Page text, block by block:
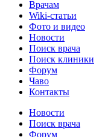
Врачам
Wiki-статьи
Фото и видео
Новости
Поиск врача
Поиск клиники
Форум
Чаво
Контакты
Новости
Поиск врача
Форум